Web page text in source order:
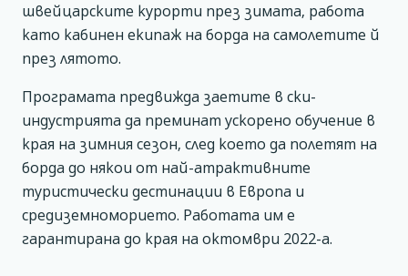
швейцарските курорти през зимата, работа
като кабинен екипаж на борда на самолетите й
през лятото.
Програмата предвижда заетите в ски-
индустрията да преминат ускорено обучение в
края на зимния сезон, след което да полетят на
борда до някои от най-атрактивните
туристически дестинации в Европа и
средиземноморието. Работата им е
гарантирана до края на октомври 2022-а.